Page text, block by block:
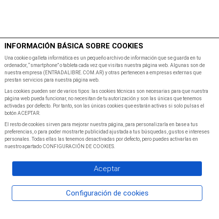
Inicio Programacion
INFORMACIÓN BÁSICA SOBRE COOKIES
Una cookie o galleta informática es un pequeño archivo de información que se guarda en tu
ordenador, “smartphone” o tableta cada vez que visitas nuestra página web. Algunas son de
nuestra empresa (ENTRADALIBRE.COM.AR) y otras pertenecen a empresas externas que
prestan servicios para nuestra página web.
Las cookies pueden ser de varios tipos: las cookies técnicas son necesarias para que nuestra
página web pueda funcionar, no necesitan de tu autorización y son las únicas que tenemos
activadas por defecto. Por tanto, son las únicas cookies que estarán activas si solo pulsas el
botón ACEPTAR.
El resto de cookies sirven para mejorar nuestra página, para personalizarla en base a tus
preferencias, o para poder mostrarte publicidad ajustada a tus búsquedas, gustos e intereses
personales. Todas ellas las tenemos desactivadas por defecto, pero puedes activarlas en
nuestro apartado CONFIGURACIÓN DE COOKIES.
Aceptar
Configuración de cookies